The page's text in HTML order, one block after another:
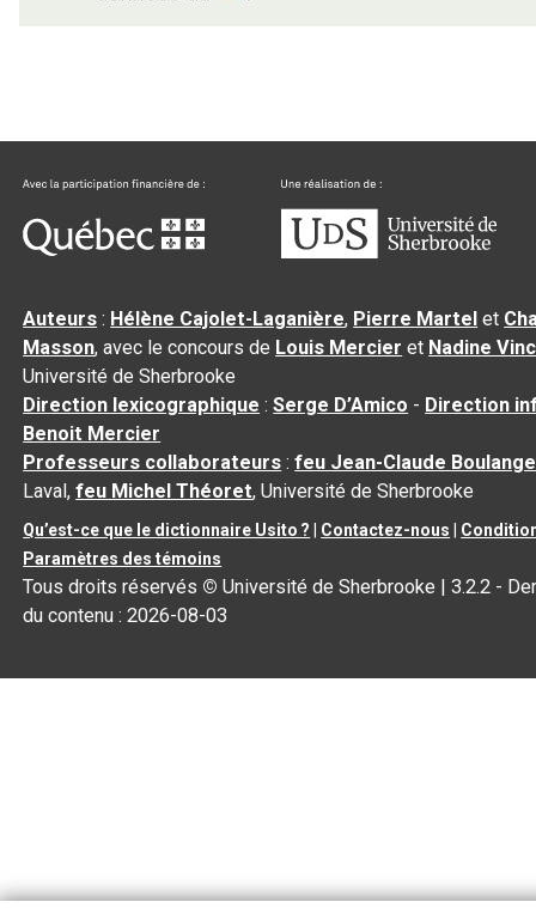
Auteurs : Hélène Cajolet-Laganière, Pierre Martel et
Masson, avec le concours de Louis Mercier et Nadine
Université de Sherbrooke
Direction lexicographique :Serge D’Amico - Direction
Benoit Mercier
Professeurs collaborateurs :feu Jean-Claude
Laval,feu Michel Théoret, Université de Sherbrooke
Qu’est-ce que le dictionnaire Usito ? Contactez-nous
Paramètres des témoins
Tous droits réservés © Université de Sherbrooke |3.2.2 -
du contenu :2026-08-03